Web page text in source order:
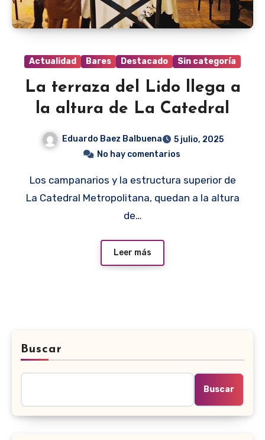
Actualidad Bares Destacado Sin categoría
La terraza del Lido llega a
la altura de La Catedral
Eduardo Baez Balbuena
5 julio, 2025
No hay comentarios
Los campanarios y la estructura superior de
La Catedral Metropolitana, quedan a la altura
de…
Leer más
Buscar
Buscar